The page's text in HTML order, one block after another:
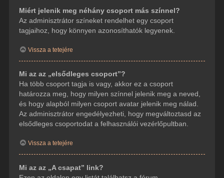
Miért jelenik meg néhány csoport más színnel?
Az adminisztrátor színeket rendelhet egy csoport
tagjaihoz, hogy könnyen azonosíthatók legyenek.
Vissza a tetejére
Mi az az „elsődleges csoport”?
Ha több csoport tagja is vagy, akkor ez a csoport
határozza meg, hogy milyen színnel jelenik meg a neved,
és hogy alapból milyen csoport avatar jelenik meg nálad.
Az adminisztrátor engedélyezheti, hogy megváltoztasd az
elsődleges csoportodat a felhasználói vezérlőpultban.
Vissza a tetejére
Mi az az „A csapat” link?